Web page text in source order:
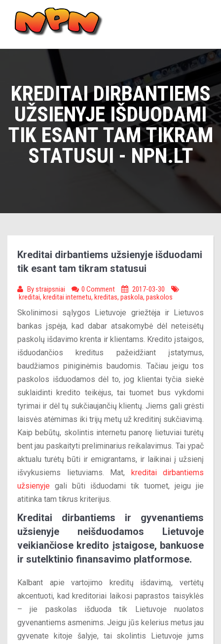
content
KREDITAI DIRBANTIEMS
UŽSIENYJE IŠDUODAMI
TIK ESANT TAM TIKRAM
STATUSUI - NPN.LT
Kreditai dirbantiems užsienyje išduodami
tik esant tam tikram statusui
Bystraipsniai 0 Comment
2017-03-30
kreditai, kreditai internetu, kreditas, paskola, paskolos
Skolinimosi sąlygos Lietuvoje griežtėja ir Lietuvos
bankas įspėja, kad dabar atsakomybė dėl neteisėtų
paskolų išdavimo krenta ir klientams. Kredito įstaigos,
išduodančios kreditus pažeidžiant įstatymus,
baudžiamos piniginėmis baudomis. Tačiau jeigu tos
paskolos išduodamos dėl to, jog klientai tyčia siekė
suklaidinti kredito teikėjus, tai tuomet bus vykdomi
tyrimai ir dėl tų sukčiaujančių klientų. Jiems gali grėsti
laisvės atėmimas iki trijų metų už kreditinį sukčiavimą.
Kaip bebūtų, skolintis internetu panorę lietuviai turėtų
bent jau paskaityti preliminarius reikalavimus. Tai ypač
aktualu turėtų būti ir emigrantams, ir laikinai į užsienį
išvykusiems lietuviams. Mat, kreditai dirbantiems
užsienyje gali būti išduodami tik tuomet, jeigu jie
atitinka tam tikrus kriterijus.
Kreditai dirbantiems ir gyvenantiems
užsienyje neišduodamos Lietuvoje
veikiančiose kredito įstaigose, bankuose
ir sutelktinio finansavimo platformose.
Kalbant apie vartojimo kreditų išdavimą, vertėtų
akcentuoti, kad kreditoriai laikosi paprastos taisyklės
– jie paskolas išduoda tik Lietuvoje nuolatos
gyvenantiems asmenims. Jeigu jūs kelerius metus jau
gyvenate kitoje šalyje, tai skolintis Lietuvoje jums